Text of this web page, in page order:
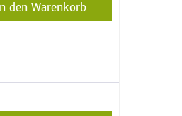
In den Warenkorb